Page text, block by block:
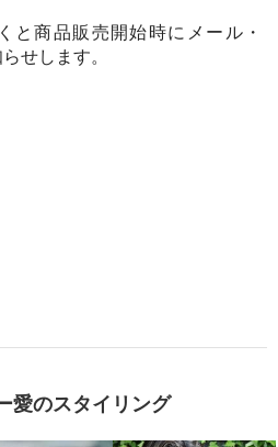
と商品販売開始時にメール・
せします。
愛のスタイリング